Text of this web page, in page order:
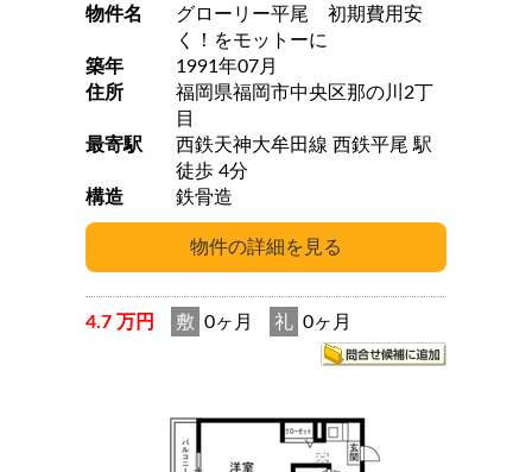
物件名
グローリー平尾 初期費用安
く！をモットーに
築年
1991年07月
住所
福岡県福岡市中央区那の川2丁
目
最寄駅
西鉄天神大牟田線 西鉄平尾 駅
徒歩 4分
構造
鉄骨造
4.7 万円 敷 0ヶ月 礼 0ヶ月